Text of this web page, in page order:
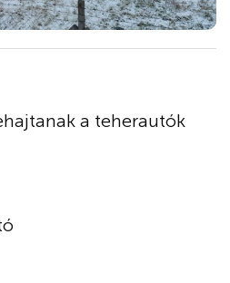
a teherautók